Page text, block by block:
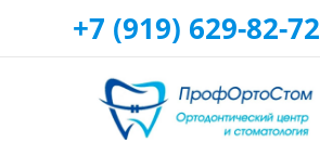
+7 (919) 629-82-72